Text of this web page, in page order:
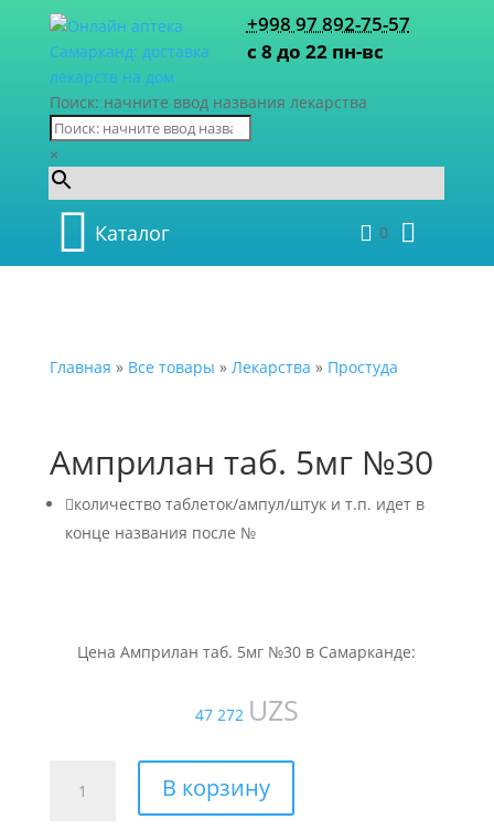
+998 97 892-75-57
с 8 до 22 пн-вс
Поиск: начните ввод названия лекарства
×
Каталог 0
Главная » Все товары » Лекарства » Простуда
Амприлан таб. 5мг №30
количество таблеток/ампул/штук и т.п. идет в
конце названия после №
Цена Амприлан таб. 5мг №30 в Самарканде:
47 272 UZS
товара
В корзину